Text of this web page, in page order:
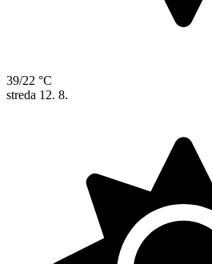
39/22 °C
streda 12. 8.